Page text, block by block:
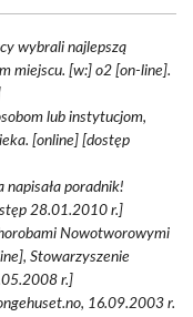
wybrali najlepszą
miejscu. [w:] o2 [on-line].
lub instytucjom,
[online] [dostęp
poradnik!
28.01.2010 r.]
Nowotworowymi
Stowarzyszenie
r.]
16.09.2003 r.